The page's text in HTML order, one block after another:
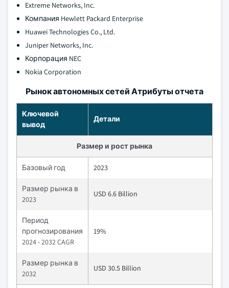
Extreme Networks, Inc.
Компания Hewlett Packard Enterprise
Huawei Technologies Co., Ltd.
Juniper Networks, Inc.
Корпорация NEC
Nokia Corporation
Рынок автономных сетей Атрибуты отчета
Ключевой
вывод
Детали
Размер и рост рынка
Базовый год 2023
Размер рынка в
2023
USD 6.6 Billion
Период
прогнозирования
2024 - 2032 CAGR
19%
Размер рынка в
2032
USD 30.5 Billion